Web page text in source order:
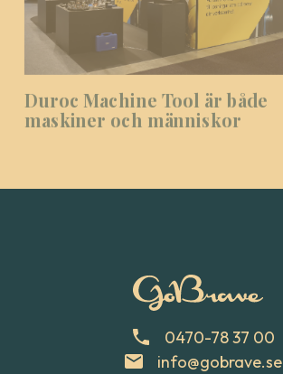
Duroc Machine Tool är både
maskiner och människor
0470-78 37 00
info@gobrave.se